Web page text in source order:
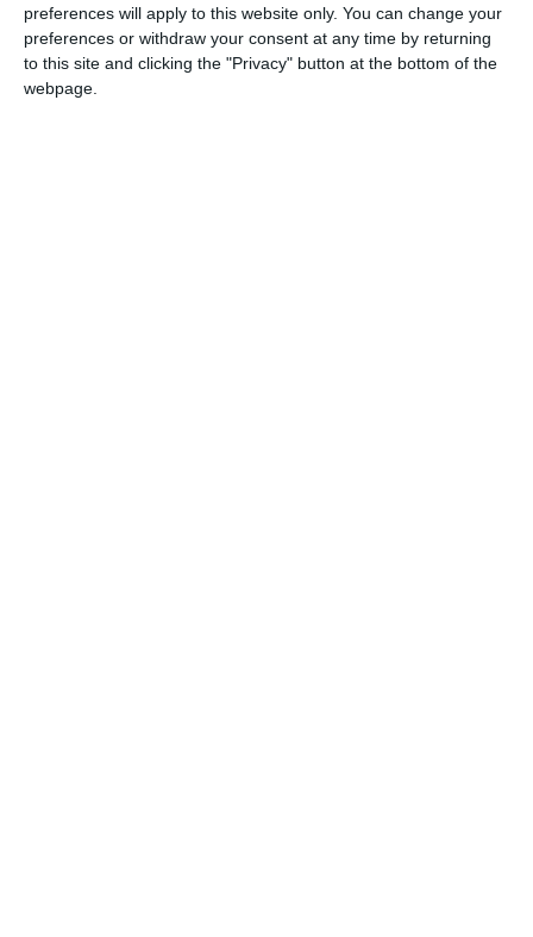
preferences will apply to this website only. You can change your
preferences or withdraw your consent at any time by returning
to this site and clicking the "Privacy" button at the bottom of the
webpage.
De asemenea, directorul medical de la SCJU Constanța a
mai avut 91.025 de lei venituri din activități independente
realizate la PFA Dr. Prăzaru Marius Dragoș.